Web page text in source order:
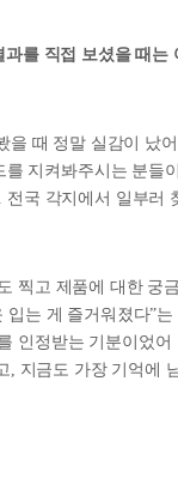
를 직접 보셨을 때는
을 때 정말 실감이 났어
를 지켜봐주시는 분들
전국 각지에서 일부러
찍고 제품에 대한 궁
는 게 즐거워졌다”는
인정받는 기분이었어
, 지금도 가장 기억에